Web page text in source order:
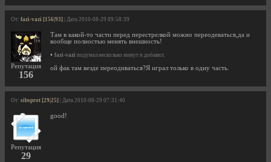
От: fazi-vazi [156|93] | Дата 2010-08-29 09:58:39
Репутация
156
Там в какой-то части перед перестрелкой можно переодеваться,да и
вообще полностью менять внешность!
• fazi-vazi подумал несколько минут и добавил:
ой фак там везде переодиваться?Я играл только в одну часть.
От: sibsprot [29|25] | Дата 2010-08-29 07:31:40
Репутация
29
good!